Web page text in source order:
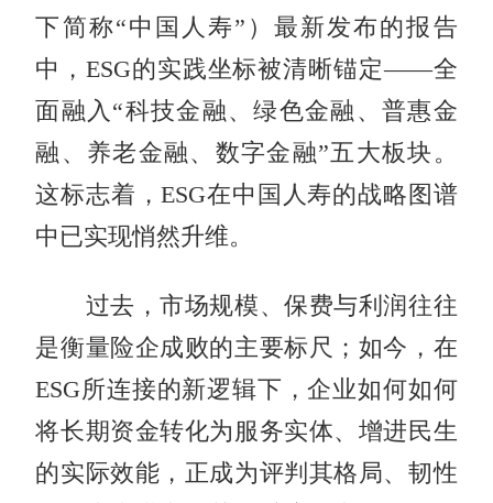
下简称“中国人寿”）最新发布的报告
中，ESG的实践坐标被清晰锚定——全
面融入“科技金融、绿色金融、普惠金
融、养老金融、数字金融”五大板块。
这标志着，ESG在中国人寿的战略图谱
中已实现悄然升维。
过去，市场规模、保费与利润往往
是衡量险企成败的主要标尺；如今，在
ESG所连接的新逻辑下，企业如何如何
将长期资金转化为服务实体、增进民生
的实际效能，正成为评判其格局、韧性